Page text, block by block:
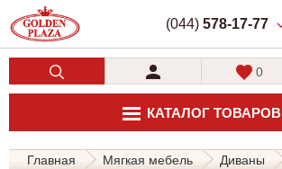
(044) 578-17-77
КАТАЛОГ ТОВАРОВ
0
Главная Мягкая мебель Диваны